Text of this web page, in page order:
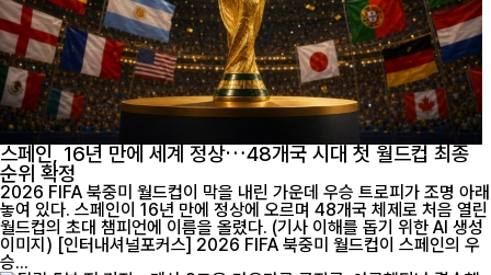
스페인, 16년 만에 세계 정상…48개국 시대 첫 월드컵 최종
순위 확정
2026 FIFA 북중미 월드컵이 막을 내린 가운데 우승 트로피가 조명 아래
놓여 있다. 스페인이 16년 만에 정상에 오르며 48개국 체제로 처음 열린
월드컵의 초대 챔피언에 이름을 올렸다. (기사 이해를 돕기 위한 AI 생성
이미지) [인터내셔널포커스] 2026 FIFA 북중미 월드컵이 스페인의 우
승...